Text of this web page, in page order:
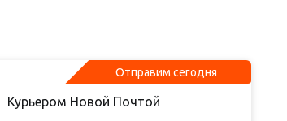
Отправим сегодня
Курьером Новой Почтой